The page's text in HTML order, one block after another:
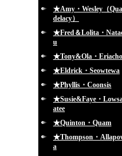
★Amy・Wesley（
delacy）
★Fred＆Lolita・
u
★Tony&Ola・Eriacho
★Eldrick・Seowtewa
★Phyllis・Coonsis
★Susie&Faye・
atee
★Quinton・Quam
★Thompson・
a